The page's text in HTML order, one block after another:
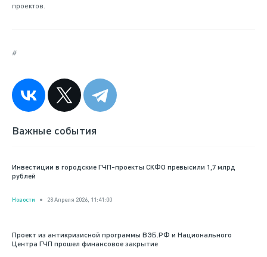
проектов.
#
Важные события
Инвестиции в городские ГЧП-проекты СКФО превысили 1,7 млрд
рублей
Новости 28 Апреля 2026, 11:41:00
Проект из антикризисной программы ВЭБ.РФ и Национального
Центра ГЧП прошел финансовое закрытие